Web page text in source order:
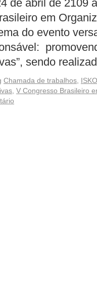
de abril de 2109
em
do evento
sendo
Chamada de trabalhos ISKO
V Congresso Brasileiro